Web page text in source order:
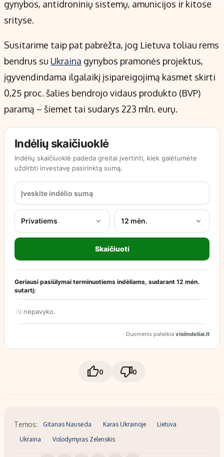
gynybos, antidroninių sistemų, amunicijos ir kitose
srityse.
Susitarime taip pat pabrėžta, jog Lietuva toliau rems
bendrus su Ukraina gynybos pramonės projektus,
įgyvendindama ilgalaikį įsipareigojimą kasmet skirti
0,25 proc. šalies bendrojo vidaus produkto (BVP)
paramą – šiemet tai sudarys 223 mln. eurų.
0 0
Temos: Gitanas Nausėda Karas Ukrainoje Lietuva
Ukraina Volodymyras Zelenskis